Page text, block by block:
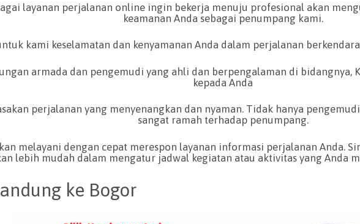
layanan perjalanan online ingin bekerja menuju profesional akan
keamanan Anda sebagai penumpang kami.
kami keselamatan dan kenyamanan Anda dalam perjalanan
armada dan pengemudi yang ahli dan berpengalaman di bidangnya,
kepada Anda
perjalanan yang menyenangkan dan nyaman. Tidak hanya
sangat ramah terhadap penumpang.
melayani dengan cepat merespon layanan informasi perjalanan Anda.
lebih mudah dalam mengatur jadwal kegiatan atau aktivitas yang Anda
ke Bogor